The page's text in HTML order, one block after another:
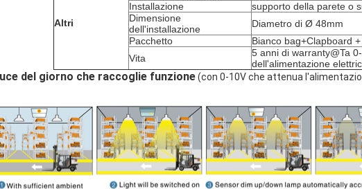
Altri
Installazione
supporto della parete o
Dimensione
dell'installazione
Diametro di Ø 48mm
Pacchetto
Bianco bag+Clapboard
Vita
5 anni di warranty@Ta
dell'alimentazione
del giorno che raccoglie funzione(con 0-10V che attenua